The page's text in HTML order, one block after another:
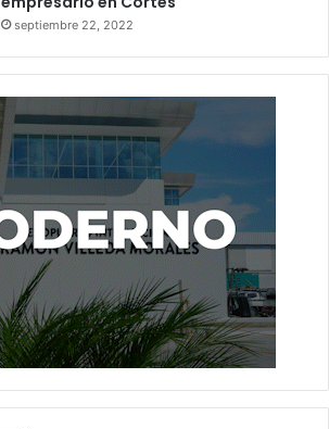
septiembre 22, 2022